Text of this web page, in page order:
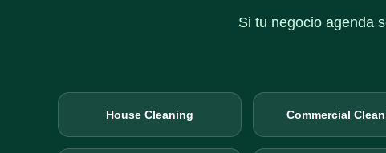
Si tu negocio agenda
House Cleaning Commercial